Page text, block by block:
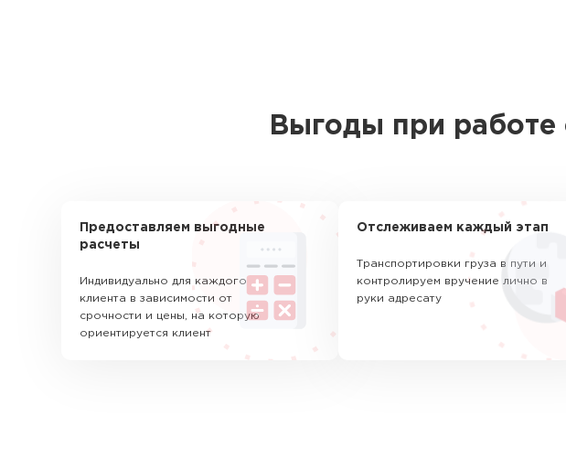
Выгоды при работе
Предоставляем выгодные
расчеты
Индивидуально для каждого
клиента в зависимости от
срочности и цены, на которую
ориентируется клиент
Отслеживаем каждый этап
Транспортировки груза в пути и
контролируем вручение лично в
руки адресату